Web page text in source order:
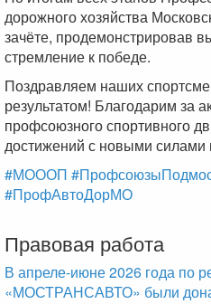
дорожного хозяйства
зачёте, продемонстрировав
стремление к победе.
Поздравляем наших
результатом! Благодарим за
профсоюзного спортивного
достижений с новыми силами
#МОООП
#ПрофАвтоДорМО
Правовая работа
В апреле-июне 2026 года по
«МОСТРАНСАВТО» были